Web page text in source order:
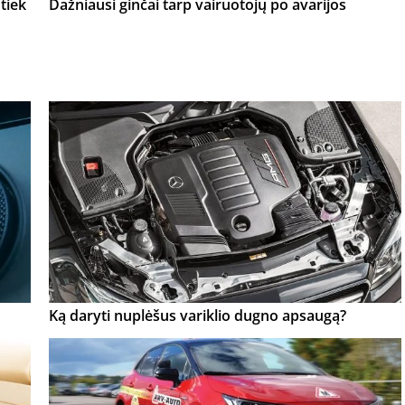
Dažniausi ginčai tarp vairuotojų po avarijos
Ką daryti nuplėšus variklio dugno apsaugą?